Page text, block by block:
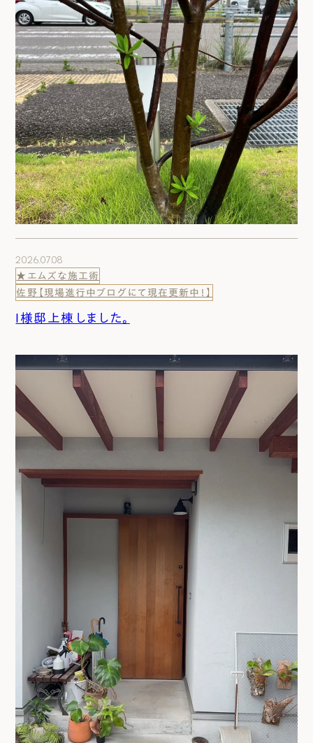
2026.07.08
★エムズな施工術
佐野【現場進行中ブログにて現在更新中！】
I様邸上棟しました。